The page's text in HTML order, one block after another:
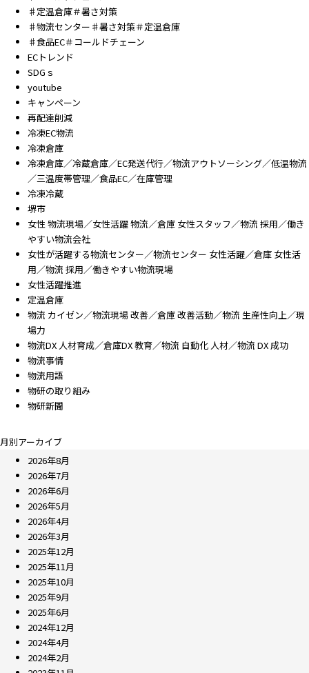
♯定温倉庫＃暑さ対策
♯物流センター♯暑さ対策＃定温倉庫
♯食品EC＃コールドチェーン
ECトレンド
SDGｓ
youtube
キャンペーン
再配達削減
冷凍EC物流
冷凍倉庫
冷凍倉庫／冷蔵倉庫／EC発送代行／物流アウトソーシング／低温物流
／三温度帯管理／食品EC／在庫管理
冷凍冷蔵
堺市
女性 物流現場／女性活躍 物流／倉庫 女性スタッフ／物流 採用／働き
やすい物流会社
女性が活躍する物流センター／物流センター 女性活躍／倉庫 女性活
用／物流 採用／働きやすい物流現場
女性活躍推進
定温倉庫
物流 カイゼン／物流現場 改善／倉庫 改善活動／物流 生産性向上／現
場力
物流DX 人材育成／倉庫DX 教育／物流 自動化 人材／物流 DX 成功
物流事情
物流用語
物研の取り組み
物研新聞
月別アーカイブ
2026年8月
2026年7月
2026年6月
2026年5月
2026年4月
2026年3月
2025年12月
2025年11月
2025年10月
2025年9月
2025年6月
2024年12月
2024年4月
2024年2月